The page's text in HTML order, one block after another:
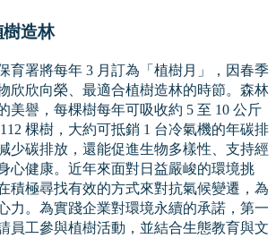
樹造林
育署將每年 3 月訂為「植樹月」，因春季
欣欣向榮、最適合植樹造林的時節。森林
美譽，每棵樹每年可吸收約 5 至 10 公斤
棵樹，大約可抵銷 1 台冷氣機的年碳排
少碳排放，還能促進生物多樣性、支持經
心健康。近年來面對日益嚴峻的環境挑
積極尋找有效的方式來對抗氣候變遷，為
力。為實踐企業對環境永續的承諾，第一
員工參與植樹活動，並結合生態教育與文